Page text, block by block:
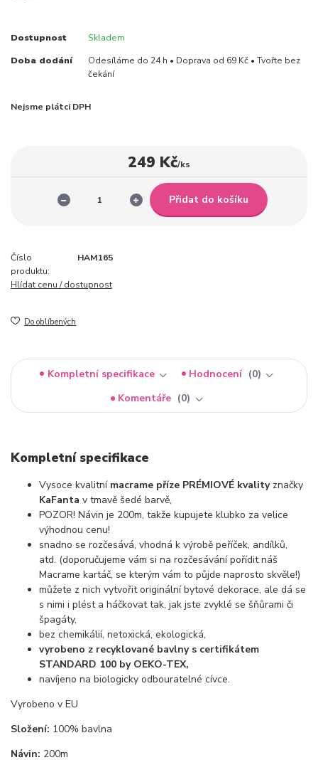
Dostupnost Skladem
Doba dodání
Odesíláme do 24 h • Doprava od 69 Kč • Tvořte bez
čekání
Nejsme plátci DPH
249 Kč/ks
Přidat do košíku
Číslo
produktu:
HAM165
Hlídat cenu / dostupnost
Do oblíbených
Kompletní specifikace Hodnocení
0
Komentáře
0
Kompletní specifikace
Vysoce kvalitní macrame příze PRÉMIOVÉ kvalityznačky
KaFanta v tmavě šedé barvě,
POZOR! Návin je 200m, takže kupujete klubko za velice
výhodnou cenu!
snadno se rozčesává, vhodná k výrobě peříček, andílků,
atd. (doporučujeme vám si na rozčesávání pořídit náš
Macrame kartáč, se kterým vám to půjde naprosto skvěle!)
můžete z nich vytvořit originální bytové dekorace, ale dá se
s nimi i plést a háčkovat tak, jak jste zvyklé se šňůrami či
špagáty,
bez chemikálií, netoxická, ekologická,
vyrobeno z recyklované bavlny s certifikátem
STANDARD 100 by OEKO-TEX,
navíjeno na biologicky odbouratelné cívce.
Vyrobeno v EU
Složení: 100% bavlna
Návin: 200m